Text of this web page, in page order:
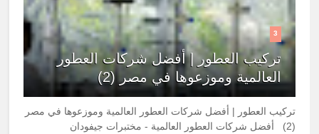
3
تركيب العطور | أفضل شركات العطور
العالمية وموزعوها في مصر (2)
تركيب العطور | أفضل شركات العطور العالمية وموزعوها في مصر
(2) أفضل شركات العطور العالمية - مختبرات جيفودان